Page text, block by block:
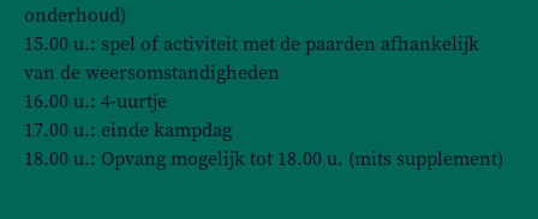
onderhoud)
15.00 u.: spel of activiteit met de paarden afhankelijk
van de weersomstandigheden
16.00 u.: 4-uurtje
17.00 u.: einde kampdag
18.00 u.: Opvang mogelijk tot 18.00 u. (mits supplement)